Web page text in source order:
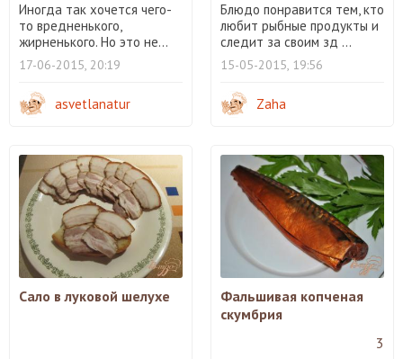
Иногда так хочется чего-
то вредненького,
жирненького. Но это не...
17-06-2015, 20:19
asvetlanatur
Блюдо понравится тем, кто
любит рыбные продукты и
следит за своим зд ...
15-05-2015, 19:56
Zaha
Сало в луковой шелухе
Фальшивая копченая
скумбрия
3